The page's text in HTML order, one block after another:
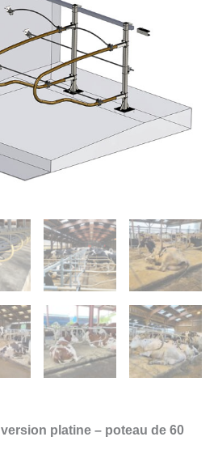
version platine – poteau de 60